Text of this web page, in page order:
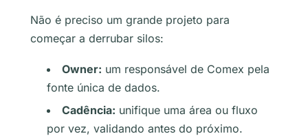
Não é preciso um grande projeto para
começar a derrubar silos:
Owner: um responsável de Comex pela
fonte única de dados.
Cadência: unifique uma área ou fluxo
por vez, validando antes do próximo.